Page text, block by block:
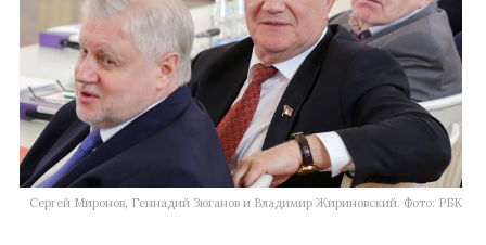
Сергей Миронов, Геннадий Зюганов и Владимир Жириновский. Фото: РБК